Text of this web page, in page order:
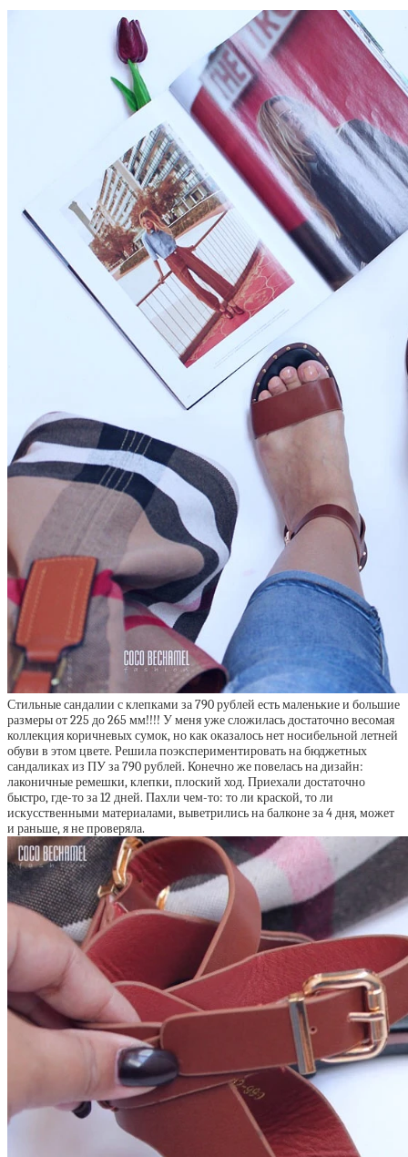
Стильные сандалии с клепками за 790 рублей есть маленькие и большие
размеры от 225 до 265 мм!!!! У меня уже сложилась достаточно весомая
коллекция коричневых сумок, но как оказалось нет носибельной летней
обуви в этом цвете. Решила поэкспериментировать на бюджетных
сандаликах из ПУ за 790 рублей. Конечно же повелась на дизайн:
лаконичные ремешки, клепки, плоский ход. Приехали достаточно
быстро, где-то за 12 дней. Пахли чем-то: то ли краской, то ли
искусственными материалами, выветрились на балконе за 4 дня, может
и раньше, я не проверяла.